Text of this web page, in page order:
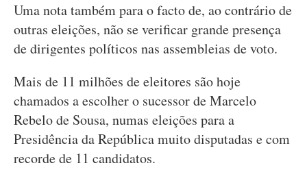
Uma nota também para o facto de, ao contrário de
outras eleições, não se verificar grande presença
de dirigentes políticos nas assembleias de voto.
Mais de 11 milhões de eleitores são hoje
chamados a escolher o sucessor de Marcelo
Rebelo de Sousa, numas eleições para a
Presidência da República muito disputadas e com
recorde de 11 candidatos.